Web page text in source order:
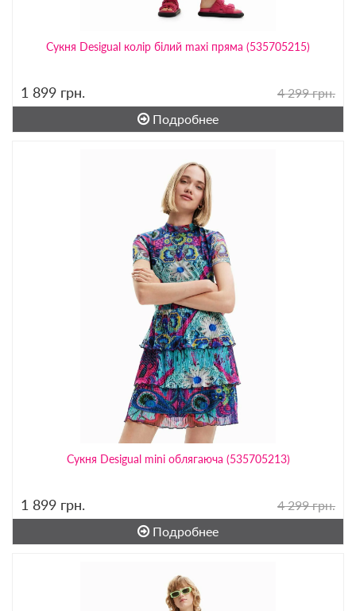
Сукня Desigual колір білий maxi пряма (535705215)
1 899 грн.
4 299 грн.
Подробнее
Сукня Desigual mini облягаюча (535705213)
1 899 грн.
4 299 грн.
Подробнее